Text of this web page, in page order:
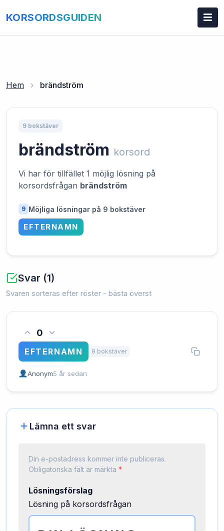
KORSORDSGUIDEN
Hem › brändström
9 bokstäver
brändström korsord
Vi har för tillfället 1 möjlig lösning på
korsordsfrågan brändström
9 Möjliga lösningar på 9 bokstäver
EFTERNAMN
Svar (1)
Svaren sorteras efter röster - bästa överst
0
EFTERNAMN 9 bokstäver
Anonym5 år sedan
Lämna ett svar
Din e-postadress kommer inte publiceras.
Obligatoriska fält är märkta *
Lösningsförslag
Lösning på korsordsfrågan